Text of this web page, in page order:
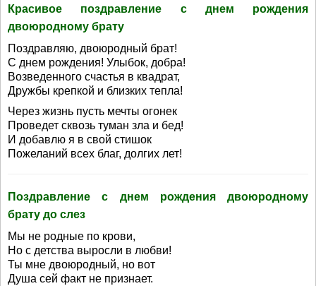
Красивое поздравление с днем рождения
двоюродному брату
Поздравляю, двоюродный брат!
С днем рождения! Улыбок, добра!
Возведенного счастья в квадрат,
Дружбы крепкой и близких тепла!
Через жизнь пусть мечты огонек
Проведет сквозь туман зла и бед!
И добавлю я в свой стишок
Пожеланий всех благ, долгих лет!
Поздравление с днем рождения двоюродному
брату до слез
Мы не родные по крови,
Но с детства выросли в любви!
Ты мне двоюродный, но вот
Душа сей факт не признает.